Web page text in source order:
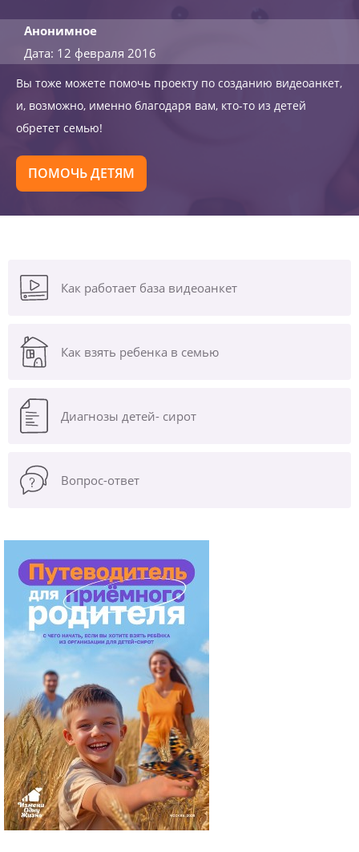
Анонимное
Дата: 12 февраля 2016
Вы тоже можете помочь проекту по созданию видеоанкет,
и, возможно, именно благодаря вам, кто-то из детей
обретет семью!
ПОМОЧЬ ДЕТЯМ
Как работает база видеоанкет
Как взять ребенка в семью
Диагнозы детей- сирот
Вопрос-ответ